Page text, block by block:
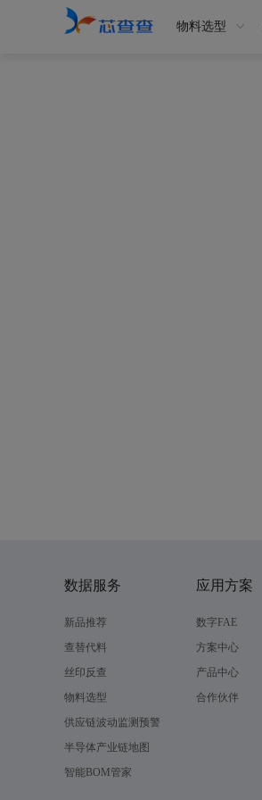
物料选型
数据服务
新品推荐
查替代料
丝印反查
物料选型
供应链波动监测预警
半导体产业链地图
智能BOM管家
应用方案
数字FAE
方案中心
产品中心
合作伙伴